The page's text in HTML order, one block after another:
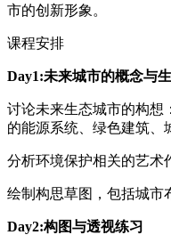
市的创新形象。
课程安排
Day1:未来城市的概念与
讨论未来生态城市的构想
的能源系统、绿色建筑、
分析环境保护相关的艺术
绘制构思草图，包括城市
Day2:构图与透视练习